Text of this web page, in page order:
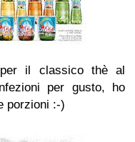
per il classico thè al
per gusto, ho
porzioni :-)